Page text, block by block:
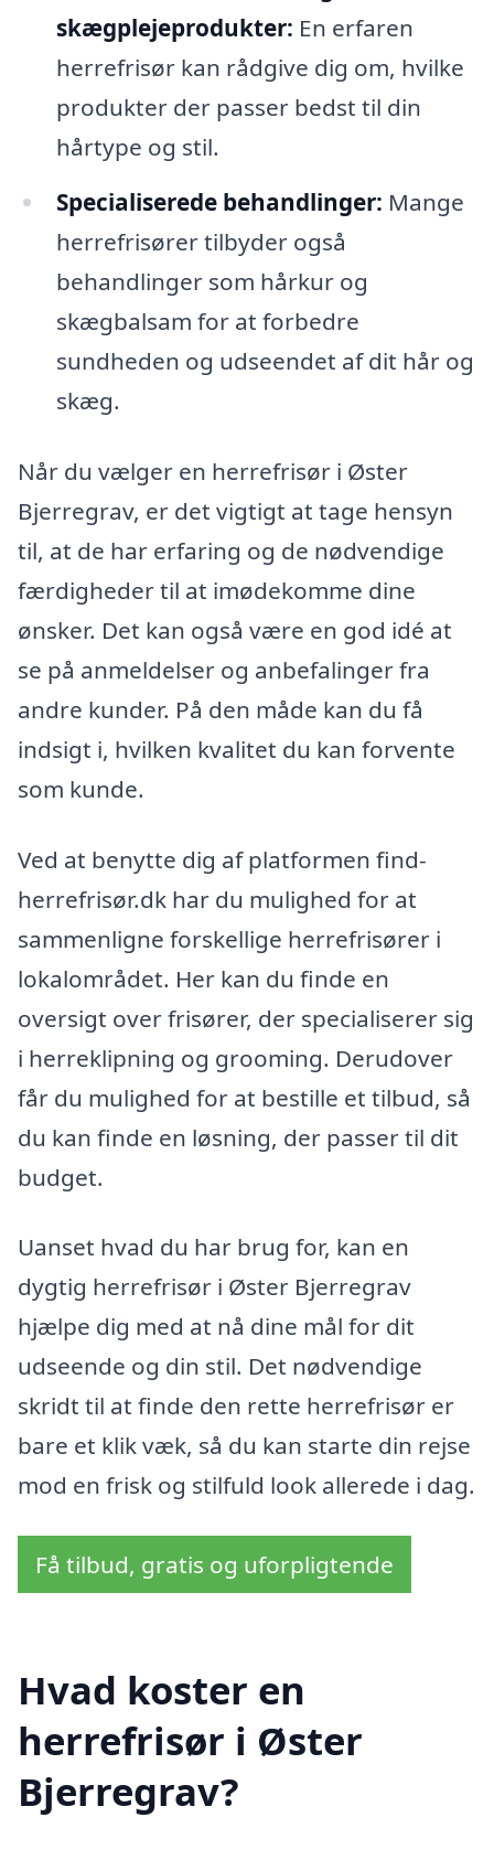
skægplejeprodukter: En erfaren
herrefrisør kan rådgive dig om, hvilke
produkter der passer bedst til din
hårtype og stil.
Specialiserede behandlinger: Mange
herrefrisører tilbyder også
behandlinger som hårkur og
skægbalsam for at forbedre
sundheden og udseendet af dit hår og
skæg.
Når du vælger en herrefrisør i Øster
Bjerregrav, er det vigtigt at tage hensyn
til, at de har erfaring og de nødvendige
færdigheder til at imødekomme dine
ønsker. Det kan også være en god idé at
se på anmeldelser og anbefalinger fra
andre kunder. På den måde kan du få
indsigt i, hvilken kvalitet du kan forvente
som kunde.
Ved at benytte dig af platformen find-
herrefrisør.dk har du mulighed for at
sammenligne forskellige herrefrisører i
lokalområdet. Her kan du finde en
oversigt over frisører, der specialiserer sig
i herreklipning og grooming. Derudover
får du mulighed for at bestille et tilbud, så
du kan finde en løsning, der passer til dit
budget.
Uanset hvad du har brug for, kan en
dygtig herrefrisør i Øster Bjerregrav
hjælpe dig med at nå dine mål for dit
udseende og din stil. Det nødvendige
skridt til at finde den rette herrefrisør er
bare et klik væk, så du kan starte din rejse
mod en frisk og stilfuld look allerede i dag.
Få tilbud, gratis og uforpligtende
Hvad koster en
herrefrisør i Øster
Bjerregrav?